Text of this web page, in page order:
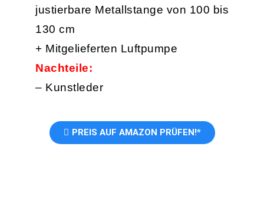
justierbare Metallstange von 100 bis
130 cm
+ Mitgelieferten Luftpumpe
Nachteile:
– Kunstleder
PREIS AUF AMAZON PRÜFEN!*